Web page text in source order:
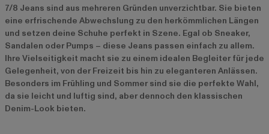
7/8 Jeans sind aus mehreren Gründen unverzichtbar. Sie bieten
eine erfrischende Abwechslung zu den herkömmlichen Längen
und setzen deine Schuhe perfekt in Szene. Egal ob Sneaker,
Sandalen oder Pumps – diese Jeans passen einfach zu allem.
Ihre Vielseitigkeit macht sie zu einem idealen Begleiter für jede
Gelegenheit, von der Freizeit bis hin zu eleganteren Anlässen.
Besonders im Frühling und Sommer sind sie die perfekte Wahl,
da sie leicht und luftig sind, aber dennoch den klassischen
Denim-Look bieten.